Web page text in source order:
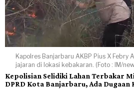
Kapolres Banjarbaru AKBP Pius X Febry
jajaran di lokasi kebakaran. (Foto : IM/
Kepolisian Selidiki Lahan Terbakar
DPRD Kota Banjarbaru, Ada Dugaan